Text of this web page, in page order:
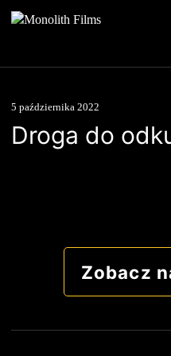
Aktualności
Biuro prasowe
Kontakt
5 października 2022
Droga do
Zobacz